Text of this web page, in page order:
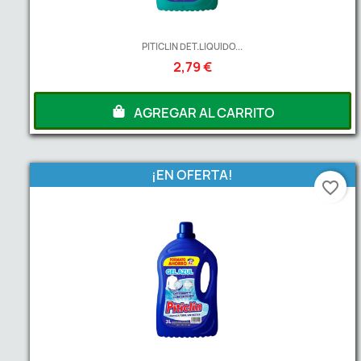
PITICLIN DET.LIQUIDO...
2,79 €
AGREGAR AL CARRITO
¡EN OFERTA!
favorite_border